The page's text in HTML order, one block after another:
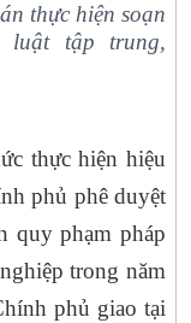
thực hiện soạn
luật tập trung,
thực hiện hiệu
phủ phê duyệt
quy phạm pháp
trong năm
phủ giao tại